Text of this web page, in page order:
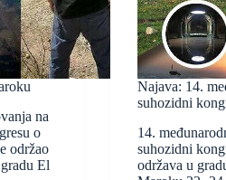
na
o
održao
El
Najava: 14.
suhozidni
14.
suhozidni
održava u